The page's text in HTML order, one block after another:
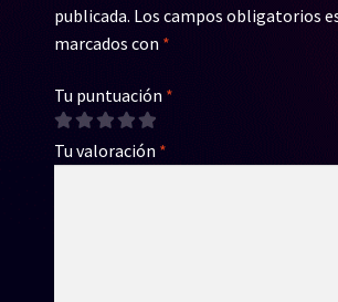
publicada. Los campos obligatorios
marcados con *
Tu puntuación *
Tu valoración *